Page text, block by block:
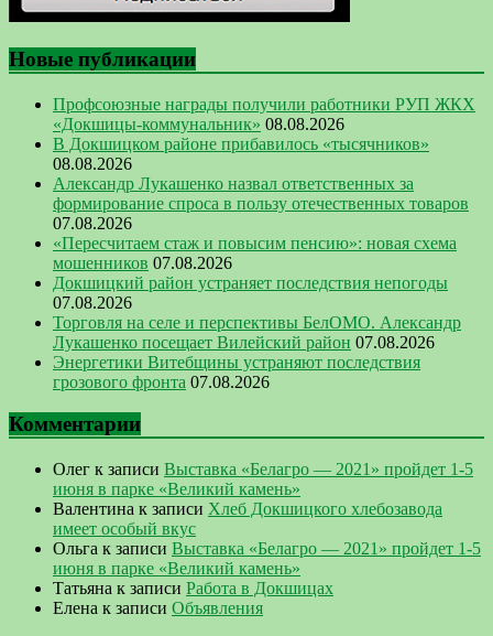
Новые публикации
Профсоюзные награды получили работники РУП ЖКХ
«Докшицы-коммунальник» 08.08.2026
В Докшицком районе прибавилось «тысячников»
08.08.2026
Александр Лукашенко назвал ответственных за
формирование спроса в пользу отечественных товаров
07.08.2026
«Пересчитаем стаж и повысим пенсию»: новая схема
мошенников 07.08.2026
Докшицкий район устраняет последствия непогоды
07.08.2026
Торговля на селе и перспективы БелОМО. Александр
Лукашенко посещает Вилейский район 07.08.2026
Энергетики Витебщины устраняют последствия
грозового фронта 07.08.2026
Комментарии
Олег к записи Выставка «Белагро — 2021» пройдет 1-5
июня в парке «Великий камень»
Валентина к записи Хлеб Докшицкого хлебозавода
имеет особый вкус
Ольга к записи Выставка «Белагро — 2021» пройдет 1-5
июня в парке «Великий камень»
Татьяна к записи Работа в Докшицах
Елена к записи Объявления